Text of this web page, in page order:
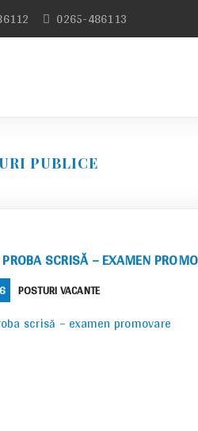
0265-486113
PUBLICE
PROBA SCRISĂ – EXAMEN
CATEGORIES
POSTURI VACANTE
scrisă – examen promovare